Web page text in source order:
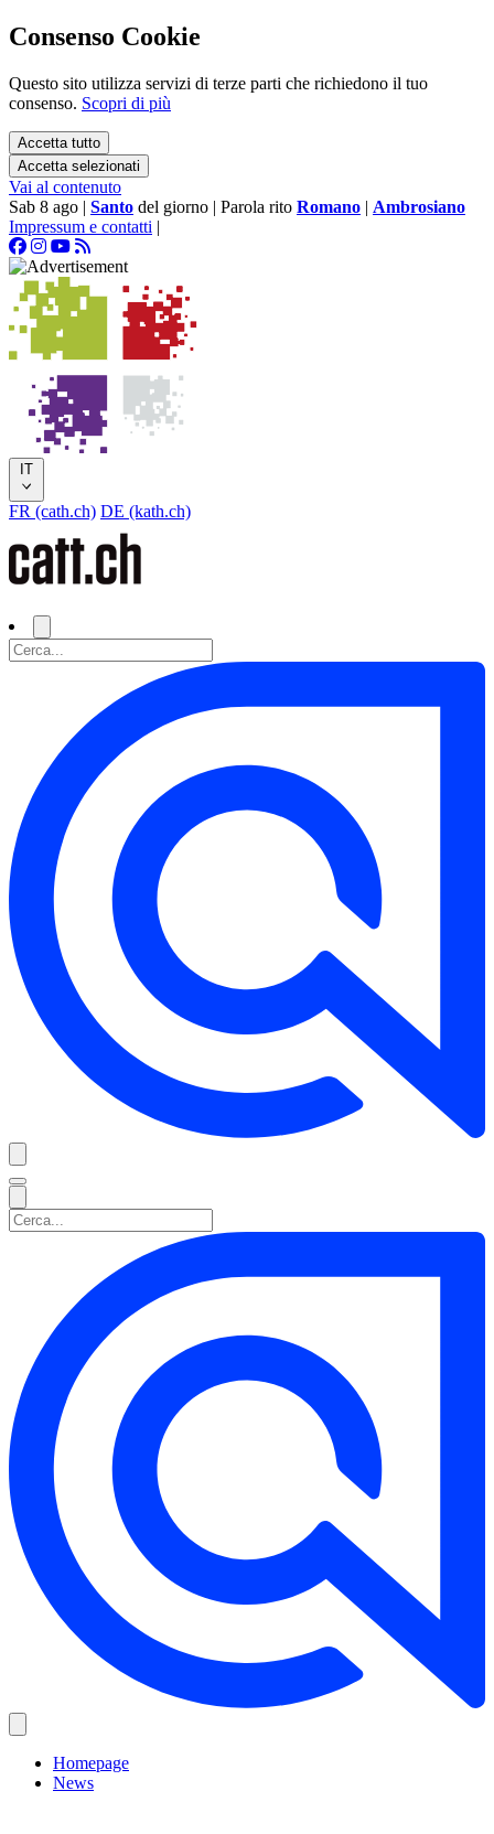
Consenso Cookie
Questo sito utilizza servizi di terze parti che richiedono il tuo
consenso. Scopri di più
Accetta tutto
Accetta selezionati
Vai al contenuto
Sab 8 ago | Santo del giorno | Parola rito Romano | Ambrosiano
Impressum e contatti |
IT
FR (cath.ch) DE (kath.ch)
Homepage
News